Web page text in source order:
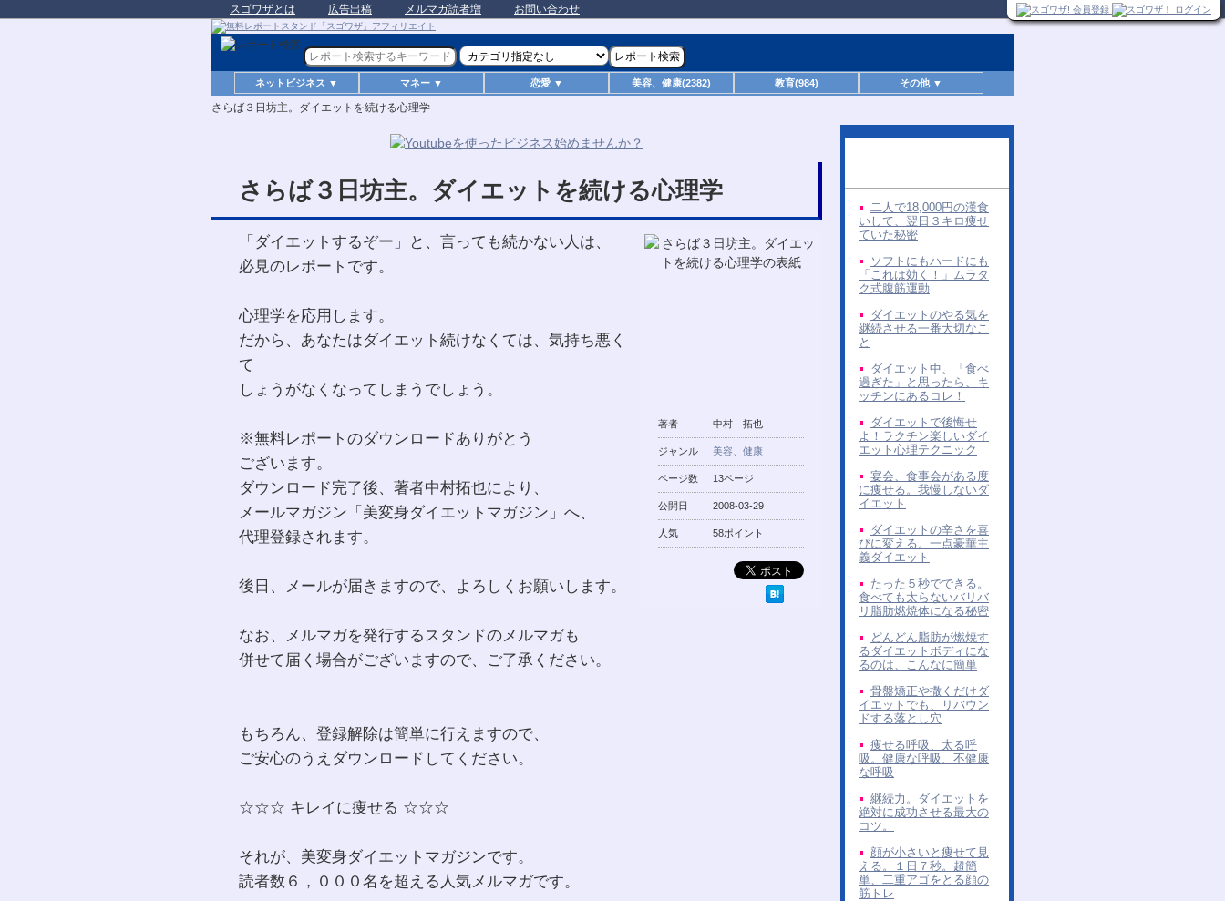
スゴワザとは 広告出稿 メルマガ読者増 お問い合わせ
ネットビジネス ▼ マネー ▼ 恋愛 ▼ 美容、健康(2382) 教育(984) その他 ▼
さらば３日坊主。ダイエットを続ける心理学
さらば３日坊主。ダイエットを続ける心理学
著者 中村 拓也
ジャンル 美容、健康
ページ数 13ページ
公開日 2008-03-29
人気 58ポイント
「ダイエットするぞー」と、言っても続かない人は、
必見のレポートです。
心理学を応用します。
だから、あなたはダイエット続けなくては、気持ち悪く
て
しょうがなくなってしまうでしょう。
※無料レポートのダウンロードありがとう
ございます。
ダウンロード完了後、著者中村拓也により、
メールマガジン「美変身ダイエットマガジン」へ、
代理登録されます。
後日、メールが届きますので、よろしくお願いします。
なお、メルマガを発行するスタンドのメルマガも
併せて届く場合がございますので、ご了承ください。
もちろん、登録解除は簡単に行えますので、
ご安心のうえダウンロードしてください。
☆☆☆ キレイに痩せる ☆☆☆
それが、美変身ダイエットマガジンです。
読者数６，０００名を超える人気メルマガです。
二人で18,000円の漢食
いして、翌日３キロ痩せ
ていた秘密
ソフトにもハードにも
「これは効く！」ムラタ
ク式腹筋運動
ダイエットのやる気を
継続させる一番大切なこ
と
ダイエット中、「食べ
過ぎた」と思ったら、キ
ッチンにあるコレ！
ダイエットで後悔せ
よ！ラクチン楽しいダイ
エット心理テクニック
宴会、食事会がある度
に痩せる。我慢しないダ
イエット
ダイエットの辛さを喜
びに変える。一点豪華主
義ダイエット
たった５秒でできる。
食べても太らないバリバ
リ脂肪燃焼体になる秘密
どんどん脂肪が燃焼す
るダイエットボディにな
るのは、こんなに簡単
骨盤矯正や撒くだけダ
イエットでも、リバウン
ドする落とし穴
痩せる呼吸、太る呼
吸。健康な呼吸、不健康
な呼吸
継続力。ダイエットを
絶対に成功させる最大の
コツ。
顔が小さいと痩せて見
える。１日７秒。超簡
単、二重アゴをとる顔の
筋トレ